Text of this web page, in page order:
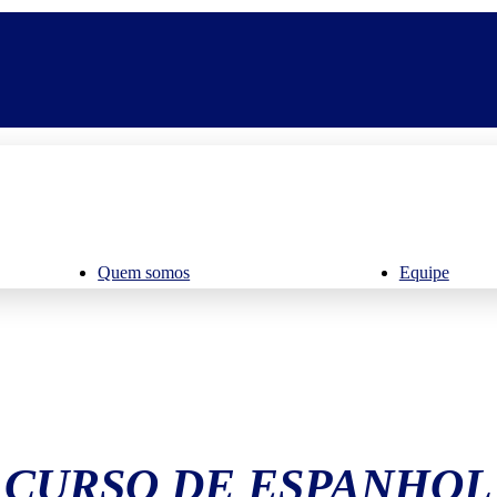
Quem somos Equipe
CURSO DE ESPANHOL